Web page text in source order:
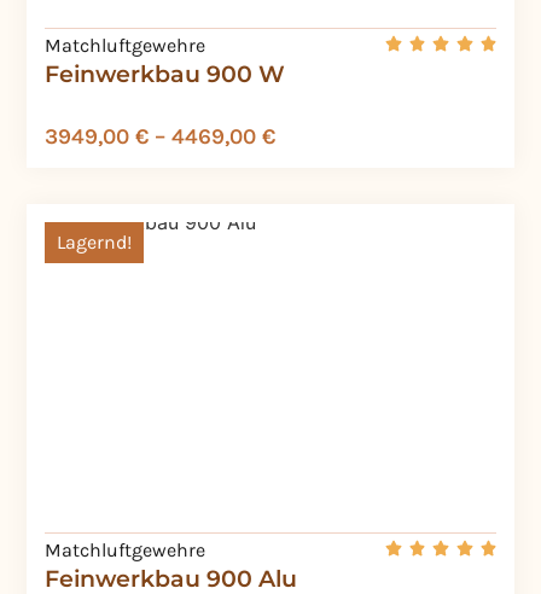
Feinwerkbau 900 W
Matchluftgewehre
3949,00 € – 4469,00 €
Feinwerkbau 900 Alu
Lagernd!
Matchluftgewehre